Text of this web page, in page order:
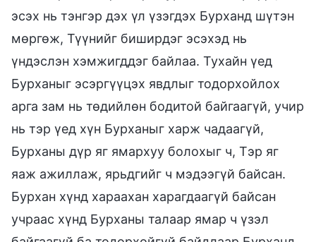
эсэх нь тэнгэр дэх үл үзэгдэх Бурханд шүтэн
мөргөж, Түүнийг биширдэг эсэхэд нь
үндэслэн хэмжигддэг байлаа. Тухайн үед
Бурханыг эсэргүүцэх явдлыг тодорхойлох
арга зам нь төдийлөн бодитой байгаагүй, учир
нь тэр үед хүн Бурханыг харж чадаагүй,
Бурханы дүр яг ямархуу болохыг ч, Тэр яг
яаж ажиллаж, ярьдгийг ч мэдээгүй байсан.
Бурхан хүнд хараахан харагдаагүй байсан
учраас хүнд Бурханы талаар ямар ч үзэл